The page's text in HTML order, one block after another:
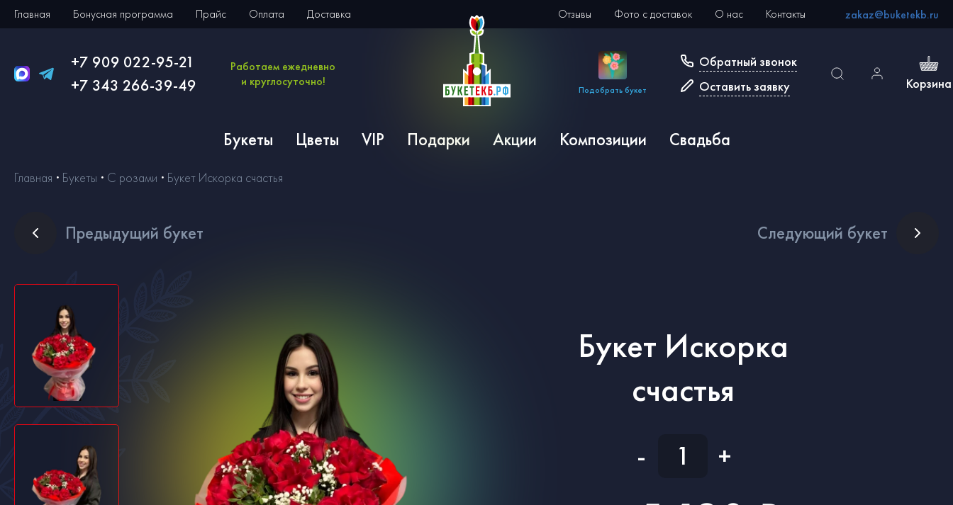
Главная Бонусная программа Прайс Оплата Доставка Отзывы Фото с доставок О нас Контакты zakaz@buketekb.ru
+7 909 022-95-21
+7 343 266-39-49
Работаем ежедневно
и круглосуточно!
Подобрать букет
Обратный звонок
Оставить заявку
Корзина
Букеты Цветы VIP Подарки Акции Композиции Свадьба
Главная Букеты С розами Букет Искорка счастья
Букет Искорка
счастья
- +
Предыдущий букет Следующий букет